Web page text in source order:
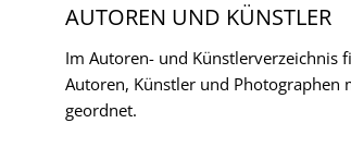
AUTOREN UND KÜNSTLER
Im Autoren- und Künstlerverzeichnis
Autoren, Künstler und Photographen
geordnet.